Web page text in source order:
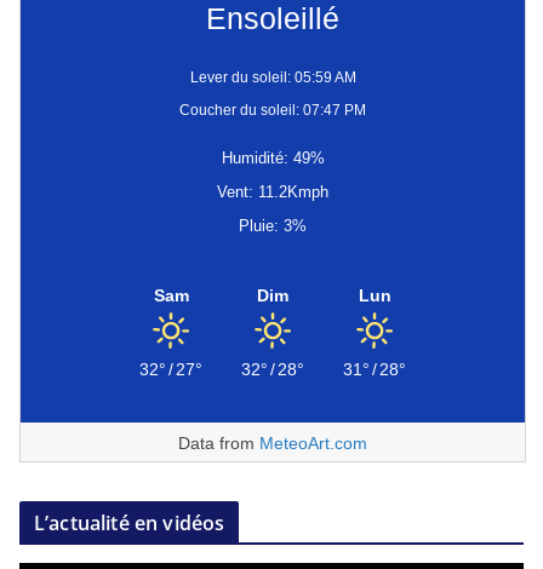
Ensoleillé
Lever du soleil: 05:59 AM
Coucher du soleil: 07:47 PM
Humidité: 49%
Vent: 11.2Kmph
Pluie: 3%
Sam
32°/27°
Dim
32°/28°
Lun
31°/28°
Data from MeteoArt.com
L’actualité en vidéos